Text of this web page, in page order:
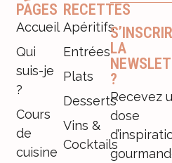
PAGES
Accueil
Qui
suis-je
?
Cours
de
cuisine
RECETTES
Apéritifs
Entrées
Plats
Desserts
Vins &
Cocktails
LA
?
Recevez
dose